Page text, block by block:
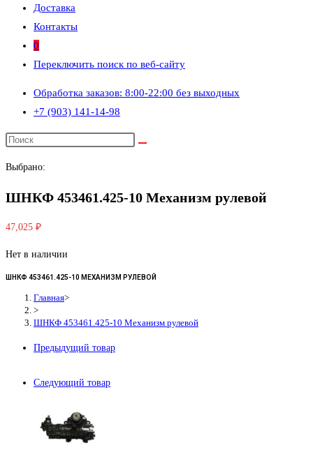
Доставка
Контакты
0
Переключить поиск по веб-сайту
Обработка заказов: 8:00-22:00 без выходных
+7 (903) 141-14-98
Выбрано:
ШНКФ 453461.425-10 Механизм рулевой
47,025 ₽
Нет в наличии
ШНКФ 453461.425-10 МЕХАНИЗМ РУЛЕВОЙ
Главная>
>
ШНКФ 453461.425-10 Механизм рулевой
Предыдущий товар
Следующий товар